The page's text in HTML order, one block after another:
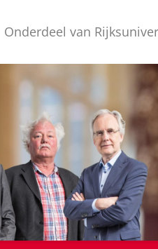
Onderdeel van